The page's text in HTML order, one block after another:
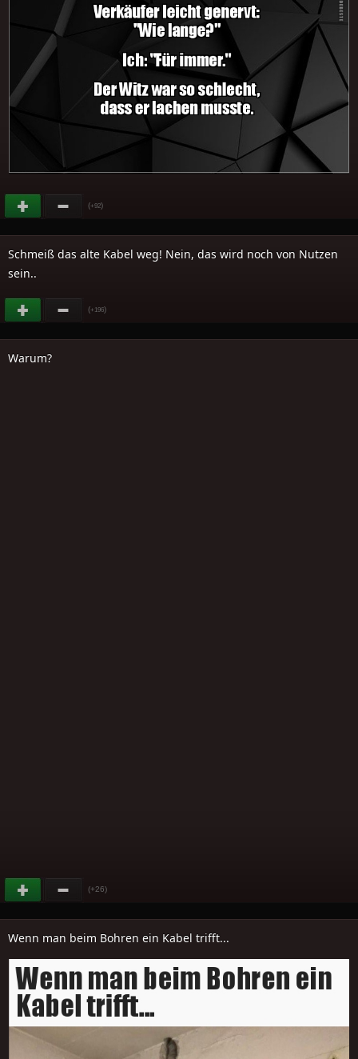
(+92)
Schmeiß das alte Kabel weg! Nein, das wird noch von Nutzen
sein..
(+196)
Warum?
(+26)
Wenn man beim Bohren ein Kabel trifft...